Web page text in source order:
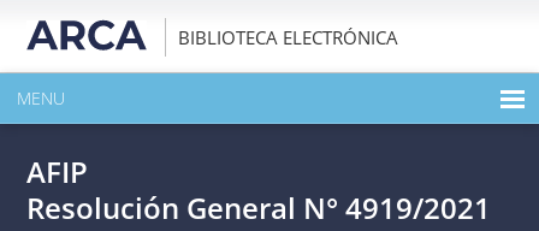
BIBLIOTECA ELECTRÓNICA
MENU
EXPANDIR TODO EL CONTENIDO DE LA PUBLICACIÓN
AFIP
Resolución General N° 4919/2021